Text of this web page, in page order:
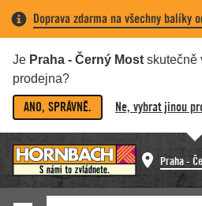
Doprava zdarma na všechny balíky
Je Praha - Černý Most skutečně
prodejna?
ANO, SPRÁVNĚ. Ne, vybrat jinou
Praha -